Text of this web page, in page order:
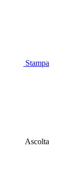
Stampa
Ascolta